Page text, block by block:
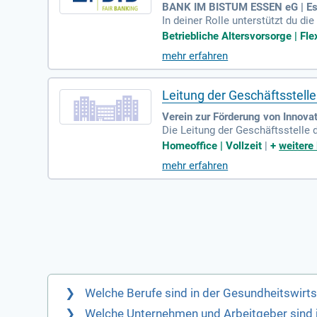
BANK IM BISTUM ESSEN eG |
In deiner Rolle unterstützt du
BISTUM ESSEN eG. Du pflegst
xpertise im
est. Durch den Besuch von
er soliden Bankausbildung und
Betriebliche Altersvorsorge |
mehr erfahren
Leitung der
Verein zur Förderung von
Die Leitung der Geschäftsstelle
Möglichkeit im
eitswirtschaft OWL e.V. ist
hungseinrichtungen. Werden
Homeoffice | Vollzeit |+weitere
mehr erfahren
Welche Berufe sind in der
Welche Unternehmen und Arbeitgeber